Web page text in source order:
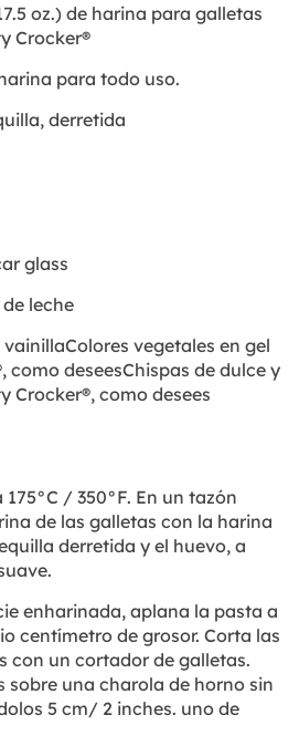
oz.) de harina para galletas
Crocker®
para todo uso.
derretida
glass
leche
vegetales en gel
como deseesChispas de dulce y
Crocker®, como desees
/ 350°F. En un tazón
de las galletas con la harina
derretida y el huevo, a
enharinada, aplana la pasta a
centímetro de grosor. Corta las
con un cortador de galletas.
sobre una charola de horno sin
5 cm/ 2 inches. uno de